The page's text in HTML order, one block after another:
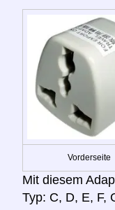
Vorderseite
Mit diesem
Typ: C, D, E, F,